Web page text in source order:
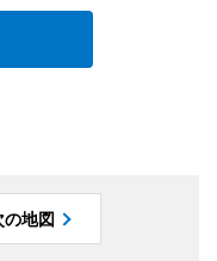
の地図